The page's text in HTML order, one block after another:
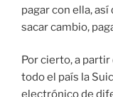
pagar con ella,
sacar cambio,
Por cierto, a partir
todo el país la
electrónico de